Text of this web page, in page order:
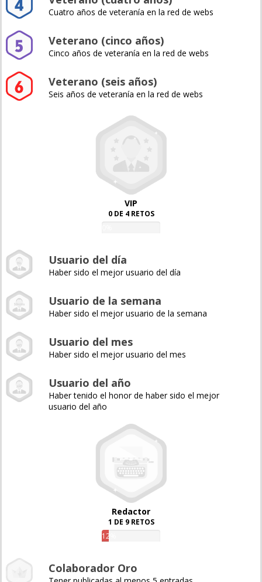
Cuatro años de veteranía en la red de webs
Veterano (cinco años)
Cinco años de veteranía en la red de webs
Veterano (seis años)
Seis años de veteranía en la red de webs
VIP
0 DE 4 RETOS
Usuario del día
Haber sido el mejor usuario del día
Usuario de la semana
Haber sido el mejor usuario de la semana
Usuario del mes
Haber sido el mejor usuario del mes
Usuario del año
Haber tenido el honor de haber sido el mejor
usuario del año
Redactor
1 DE 9 RETOS
12%
Colaborador Oro